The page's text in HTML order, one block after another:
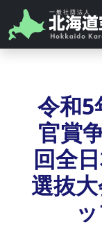
令和5
官賞
回全
選抜